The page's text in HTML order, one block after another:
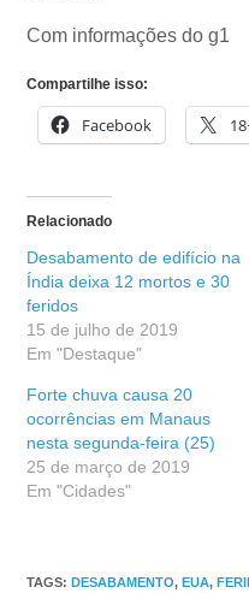
Com informações do g1
Compartilhe isso:
Facebook
Relacionado
Desabamento de edifício na
Índia deixa 12 mortos e 30
feridos
15 de julho de 2019
Em "Destaque"
Forte chuva causa 20
ocorrências em Manaus
nesta segunda-feira (25)
25 de março de 2019
Em "Cidades"
TAGS:DESABAMENTO, EUA,